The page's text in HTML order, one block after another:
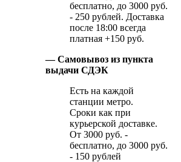
бесплатно, до 3000 руб.
- 250 рублей. Доставка
после 18:00 всегда
платная +150 руб.
— Самовывоз из пункта
выдачи СДЭК
Есть на каждой
станции метро.
Сроки как при
курьерской доставке.
От 3000 руб. -
бесплатно, до 3000 руб.
- 150 рублей